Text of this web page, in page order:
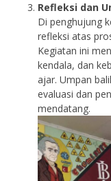
Refleksi dan
Di penghujung
refleksi atas
Kegiatan ini
kendala, dan
ajar. Umpan
evaluasi dan
mendatang.